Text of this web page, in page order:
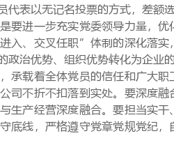
表以无记名投票的方式，差额
要进一步充实党委领导力量，
入、交叉任职”体制的深化落
治优势、组织优势转化为企业
承载着全体党员的信任和广大
司不折不扣落到实处。要深度
生产经营深度融合。要担当实
底线，严格遵守党章党规党纪